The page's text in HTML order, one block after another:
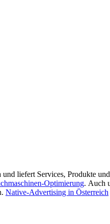
liefert Services, Produkte
Optimierung. Auch
Native-Advertising in Österreich